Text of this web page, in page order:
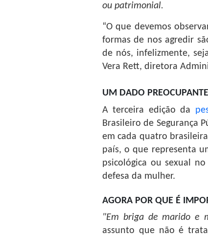
ou patrimonial.
“O que devemos
formas de nos agredir
de nós, infelizmente,
Vera Rett, diretora
UM DADO PREOCUPANTE
A terceira edição da
Brasileiro de Segurança
em cada quatro
país, o que representa
psicológica ou sexual
defesa da mulher.
AGORA POR QUE É
"Em briga de marido e
assunto que não é